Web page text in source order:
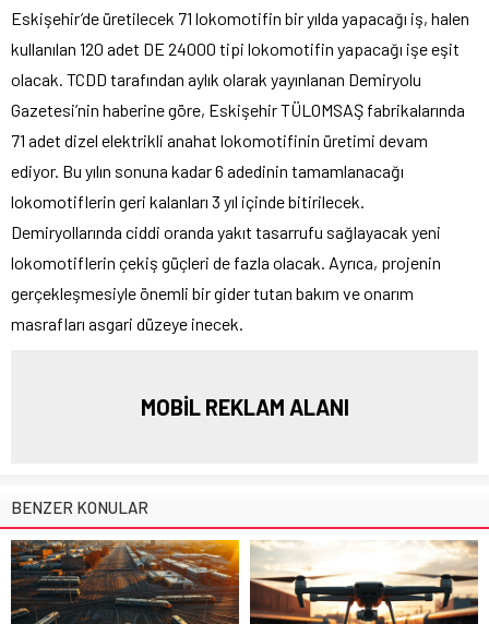
Eskişehir’de üretilecek 71 lokomotifin bir yılda yapacağı iş, halen
kullanılan 120 adet DE 24000 tipi lokomotifin yapacağı işe eşit
olacak. TCDD tarafından aylık olarak yayınlanan Demiryolu
Gazetesi’nin haberine göre, Eskişehir TÜLOMSAŞ fabrikalarında
71 adet dizel elektrikli anahat lokomotifinin üretimi devam
ediyor. Bu yılın sonuna kadar 6 adedinin tamamlanacağı
lokomotiflerin geri kalanları 3 yıl içinde bitirilecek.
Demiryollarında ciddi oranda yakıt tasarrufu sağlayacak yeni
lokomotiflerin çekiş güçleri de fazla olacak. Ayrıca, projenin
gerçekleşmesiyle önemli bir gider tutan bakım ve onarım
masrafları asgari düzeye inecek.
MOBİL REKLAM ALANI
BENZER KONULAR